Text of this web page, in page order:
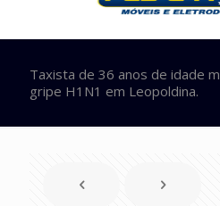
Taxista de 36 anos de idade
gripe H1N1 em Leopoldina.